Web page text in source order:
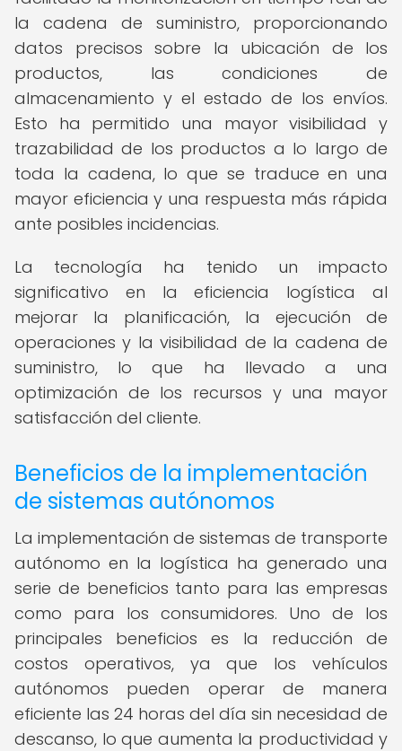
la cadena de suministro, proporcionando
datos precisos sobre la ubicación de los
productos, las condiciones de
almacenamiento y el estado de los envíos.
Esto ha permitido una mayor visibilidad y
trazabilidad de los productos a lo largo de
toda la cadena, lo que se traduce en una
mayor eficiencia y una respuesta más rápida
ante posibles incidencias.
La tecnología ha tenido un impacto
significativo en la eficiencia logística al
mejorar la planificación, la ejecución de
operaciones y la visibilidad de la cadena de
suministro, lo que ha llevado a una
optimización de los recursos y una mayor
satisfacción del cliente.
Beneficios de la implementación
de sistemas autónomos
La implementación de sistemas de transporte
autónomo en la logística ha generado una
serie de beneficios tanto para las empresas
como para los consumidores. Uno de los
principales beneficios es la reducción de
costos operativos, ya que los vehículos
autónomos pueden operar de manera
eficiente las 24 horas del día sin necesidad de
descanso, lo que aumenta la productividad y